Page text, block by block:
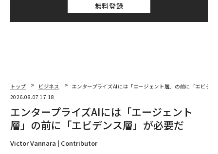
無料登録
トップ ビジネス
エンタープライズAIには「エージェント層」の前に「エビデ
2026.08.07 17:18
エンタープライズAIには「エージェント
層」の前に「エビデンス層」が必要だ
Victor Vannara | Contributor